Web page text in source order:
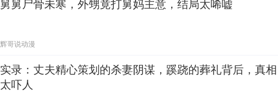
舅舅尸骨未寒，外甥竟打舅妈主意，结局太唏嘘
辉哥说动漫
实录：丈夫精心策划的杀妻阴谋，蹊跷的葬礼背后，真相
太吓人